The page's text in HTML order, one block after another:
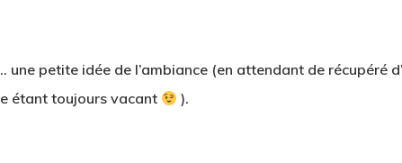
une petite idée de l’ambiance (en attendant de récupéré
étant toujours vacant
).